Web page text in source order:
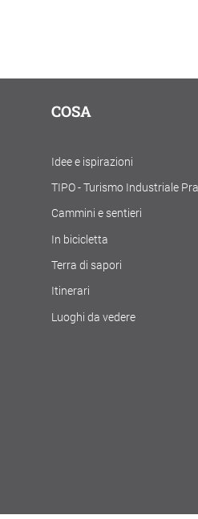
COSA
Idee e ispirazioni
TIPO - Turismo Industriale
Cammini e sentieri
In bicicletta
Terra di sapori
Itinerari
Luoghi da vedere